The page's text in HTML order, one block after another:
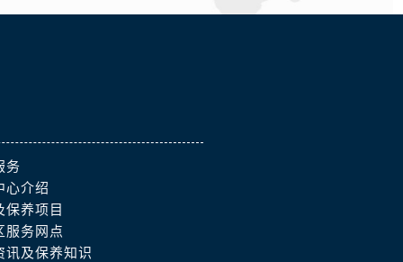
务
心介绍
保养项目
服务网点
讯及保养知识